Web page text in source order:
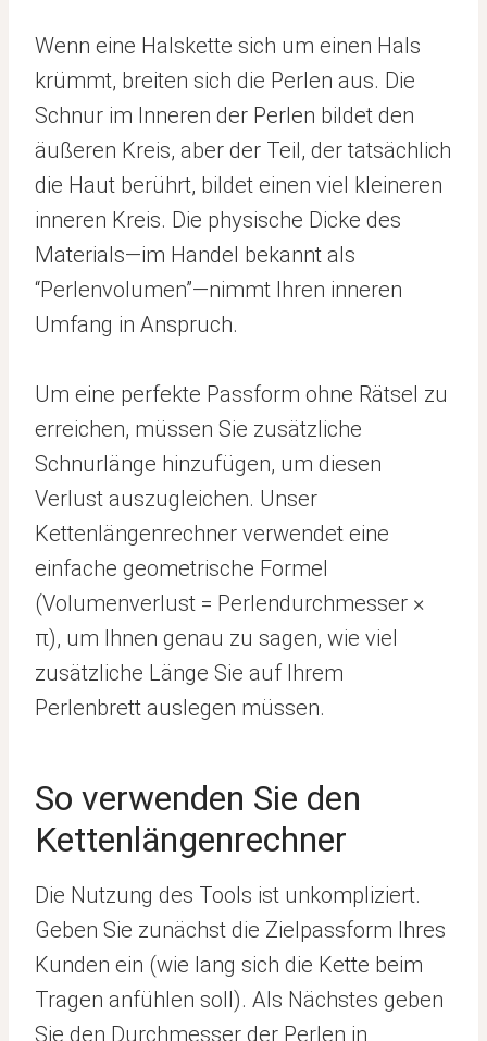
Wenn eine Halskette sich um einen Hals
krümmt, breiten sich die Perlen aus. Die
Schnur im Inneren der Perlen bildet den
äußeren Kreis, aber der Teil, der tatsächlich
die Haut berührt, bildet einen viel kleineren
inneren Kreis. Die physische Dicke des
Materials—im Handel bekannt als
“Perlenvolumen”—nimmt Ihren inneren
Umfang in Anspruch.
Um eine perfekte Passform ohne Rätsel zu
erreichen, müssen Sie zusätzliche
Schnurlänge hinzufügen, um diesen
Verlust auszugleichen. Unser
Kettenlängenrechner verwendet eine
einfache geometrische Formel
(Volumenverlust = Perlendurchmesser ×
π), um Ihnen genau zu sagen, wie viel
zusätzliche Länge Sie auf Ihrem
Perlenbrett auslegen müssen.
So verwenden Sie den
Kettenlängenrechner
Die Nutzung des Tools ist unkompliziert.
Geben Sie zunächst die Zielpassform Ihres
Kunden ein (wie lang sich die Kette beim
Tragen anfühlen soll). Als Nächstes geben
Sie den Durchmesser der Perlen in